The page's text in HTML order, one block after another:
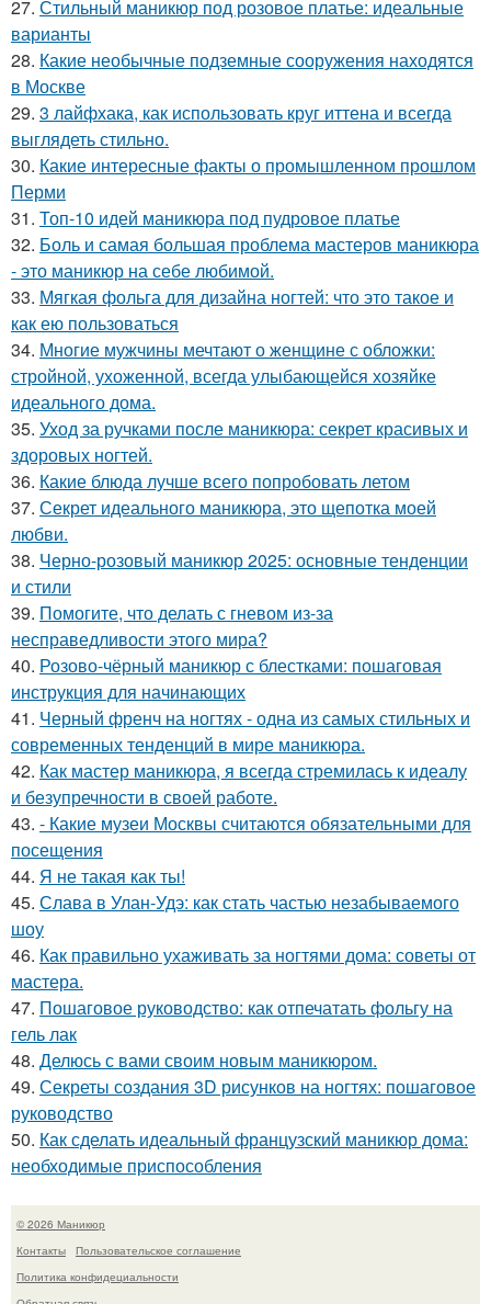
27. Стильный маникюр под розовое платье: идеальные
варианты
28. Какие необычные подземные сооружения находятся
в Москве
29. 3 лайфхака, как использовать круг иттена и всегда
выглядеть стильно.
30. Какие интересные факты о промышленном прошлом
Перми
31. Топ-10 идей маникюра под пудровое платье
32. Боль и самая большая проблема мастеров маникюра
- это маникюр на себе любимой.
33. Мягкая фольга для дизайна ногтей: что это такое и
как ею пользоваться
34. Многие мужчины мечтают о женщине с обложки:
стройной, ухоженной, всегда улыбающейся хозяйке
идеального дома.
35. Уход за ручками после маникюра: секрет красивых и
здоровых ногтей.
36. Какие блюда лучше всего попробовать летом
37. Секрет идеального маникюра, это щепотка моей
любви.
38. Черно-розовый маникюр 2025: основные тенденции
и стили
39. Помогите, что делать с гневом из-за
несправедливости этого мира?
40. Розово-чёрный маникюр с блестками: пошаговая
инструкция для начинающих
41. Черный френч на ногтях - одна из самых стильных и
современных тенденций в мире маникюра.
42. Как мастер маникюра, я всегда стремилась к идеалу
и безупречности в своей работе.
43. - Какие музеи Москвы считаются обязательными для
посещения
44. Я не такая как ты!
45. Слава в Улан-Удэ: как стать частью незабываемого
шоу
46. Как правильно ухаживать за ногтями дома: советы от
мастера.
47. Пошаговое руководство: как отпечатать фольгу на
гель лак
48. Делюсь с вами своим новым маникюром.
49. Секреты создания 3D рисунков на ногтях: пошаговое
руководство
50. Как сделать идеальный французский маникюр дома:
необходимые приспособления
© 2026 Маникюр
Контакты
Пользовательское соглашение
Политика конфидециальности